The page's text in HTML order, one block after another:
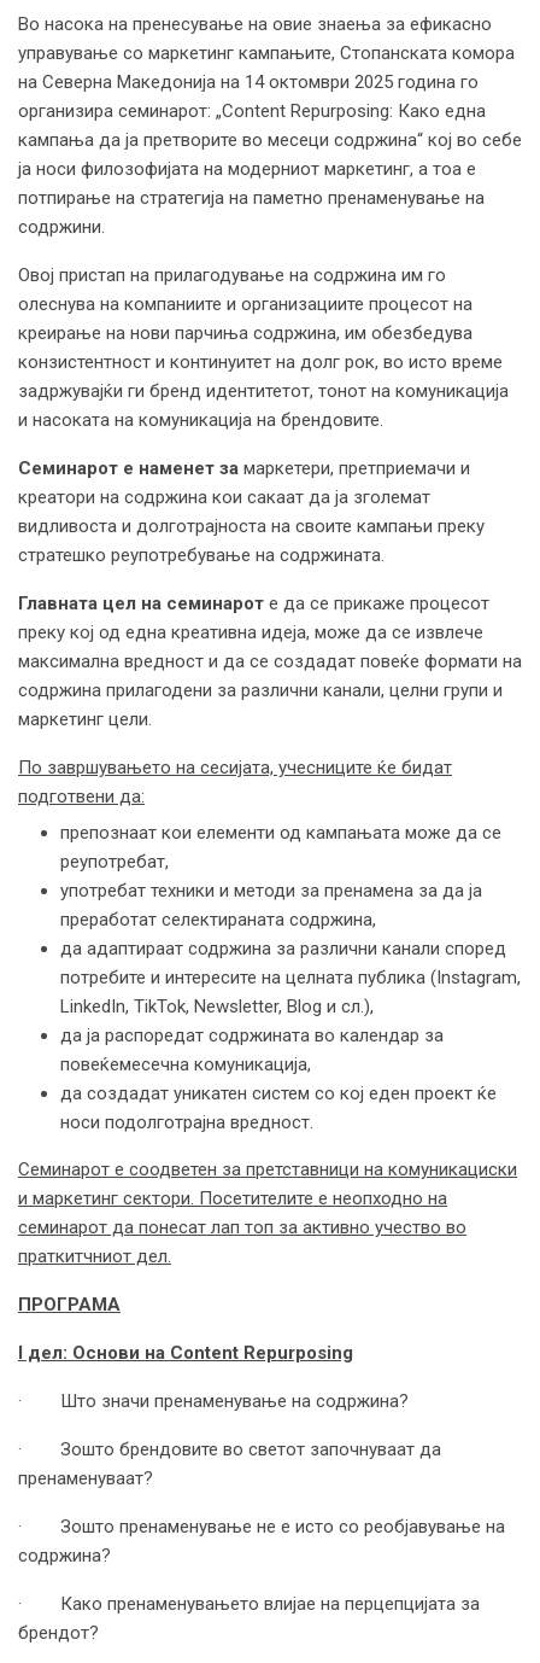
Во насока на пренесување на овие знаења за ефикасно
управување со маркетинг кампањите, Стопанската комора
на Северна Македонија на 14 октомври 2025 година го
организира семинарот: „Content Repurposing: Како една
кампања да ја претворите во месеци содржина“ кој во себе
ја носи филозофијата на модерниот маркетинг, а тоа е
потпирање на стратегија на паметно пренаменување на
содржини.
Овој пристап на прилагодување на содржина им го
олеснува на компаниите и организациите процесот на
креирање на нови парчиња содржина, им обезбедува
конзистентност и континуитет на долг рок, во исто време
задржувајќи ги бренд идентитетот, тонот на комуникација
и насоката на комуникација на брендовите.
Семинарот е наменет за маркетери, претприемачи и
креатори на содржина кои сакаат да ја зголемат
видливоста и долготрајноста на своите кампањи преку
стратешко реупотребување на содржината.
Главната цел на семинарот е да се прикаже процесот
преку кој од една креативна идеја, може да се извлече
максимална вредност и да се создадат повеќе формати на
содржина прилагодени за различни канали, целни групи и
маркетинг цели.
По завршувањето на сесијата, учесниците ќе бидат
подготвени да:
препознаат кои елементи од кампањата може да се
реупотребат,
употребат техники и методи за пренамена за да ја
преработат селектираната содржина,
да адаптираат содржина за различни канали според
потребите и интересите на целната публика (Instagram,
LinkedIn, TikTok, Newsletter, Blog и сл.),
да ја распоредат содржината во календар за
повеќемесечна комуникација,
да создадат уникатен систем со кој еден проект ќе
носи подолготрајна вредност.
Семинарот е соодветен за претставници на комуникациски
и маркетинг сектори. Посетителите е неопходно на
семинарот да понесат лап топ за активно учество во
праткитчниот дел.
ПРОГРАМА
I дел: Основи на Content Repurposing
· Што значи пренаменување на содржина?
· Зошто брендовите во светот започнуваат да
пренаменуваат?
· Зошто пренаменување не е исто со реобјавување на
содржина?
· Како пренаменувањето влијае на перцепцијата за
брендот?